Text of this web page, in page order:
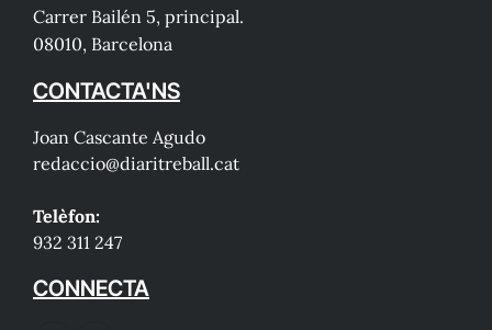
Carrer Bailén 5, principal.
08010, Barcelona
CONTACTA'NS
Joan Cascante Agudo
redaccio@diaritreball.cat
Telèfon:
932 311 247
CONNECTA